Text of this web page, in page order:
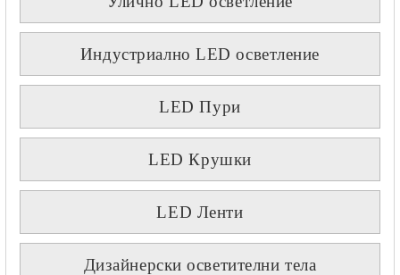
Индустриално LED осветление
LED Пури
LED Крушки
LED Ленти
Дизайнерски осветителни тела